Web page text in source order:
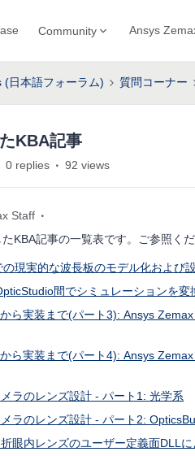
Community Ansys
日本語フォーラム) 質問コーナー
KBA記事
0 replies 92 views
Staff
KBA記事の一覧表です。ご参照くだ
現実的な波長板のモデル化および
間でシミュレーションを変
ら実装まで(パート3): Ansys
ら実装まで(パート4): Ansys
ラのレンズ設計 - パート1: 光学系
ラのレンズ設計 - パート2:
眼内レンズのユーザー定義面DLL